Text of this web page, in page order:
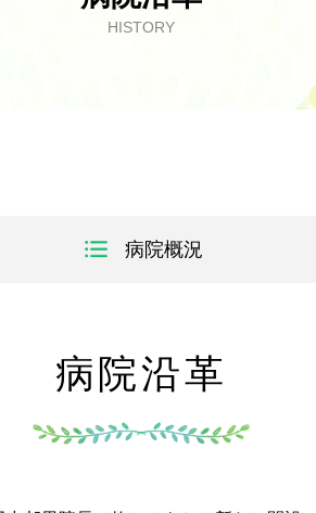
HISTORY
病院概況
病院沿革